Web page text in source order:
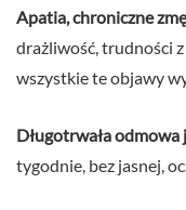
Apatia, chroniczne
drażliwość, trudności
wszystkie te objawy
Długotrwała odmowa
tygodnie, bez jasnej,